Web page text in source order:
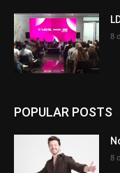
8
POPULAR POSTS
8